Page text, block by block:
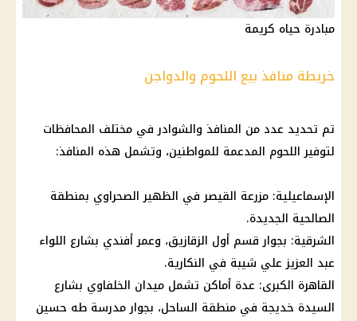
مبادرة حياه كريمة
خريطة منافذ بيع اللحوم والدواجن
تم تحديد عدد من المنافذ والشوادر في مختلف المحافظات
لتوفيراللحوم المدعمة للمواطنين، وتشمل هذه المنافذ:
الإسماعيلية: مزرعة القيصر في الظهير الصحراوي بمنطقة
الصالحية الجديدة.
الشرقية: بجوار قسم أول الزقازيق، وعمر أفندي بشارع اللواء
عبد العزيز علي شيبة في النكارية.
القاهرة الكبرى: عدة أماكن تشمل ميدان الخلفاوي بشارع
السيدة خديجة في منطقة الساحل، بجوارمدرسة طه حسين